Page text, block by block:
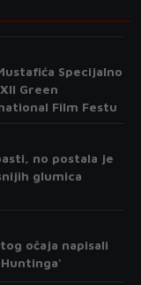
Specijalno
Green
Film Festu
no postala je
glumica
očaja napisali